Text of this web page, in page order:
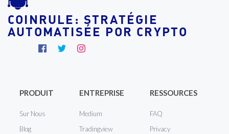
COINRULE: STRATÉGIE
AUTOMATISÉE POR CRYPTO
PRODUIT
Sur Nous
Blog
ENTREPRISE
Medium
Tradingview
RESSOURCES
FAQ
Privacy